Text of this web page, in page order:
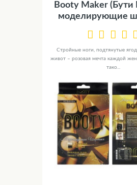
Booty Maker (Бути
моделирующие
Стройные ноги, подтянутые
живот – розовая мечта каждой
тако...